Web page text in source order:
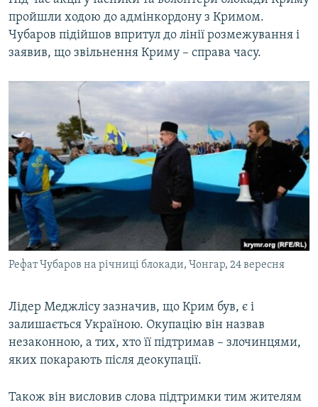
СВІДЧЕННЯ ОКУПАЦІЇ
УКРАЇНСЬКА ПРОБЛЕМА КРИМУ
Русский
Qırımtatar
Усі сайти RFE/RL
пройшли ходою до адмінкордону з Кримом.
Чубаров підійшов впритул до лінії розмежування і
заявив, що звільнення Криму – справа часу.
Рефат Чубаров на річниці блокади, Чонгар, 24 вересня
Лідер Меджлісу зазначив, що Крим був, є і
залишається Україною. Окупацію він назвав
незаконною, а тих, хто її підтримав – злочинцями,
яких покарають після деокупації.
Також він висловив слова підтримки тим жителям